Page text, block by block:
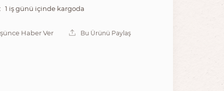
1 iş günü içinde kargoda
Haber Ver Bu Ürünü Paylaş